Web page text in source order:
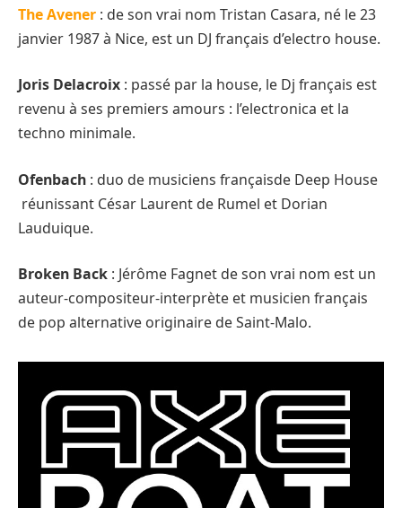
The Avener : de son vrai nom Tristan Casara, né le 23
janvier 1987 à Nice, est un DJ français d’electro house.
Joris Delacroix : passé par la house, le Dj français est
revenu à ses premiers amours : l’electronica et la
techno minimale.
Ofenbach : duo de musiciens françaisde Deep House
réunissant César Laurent de Rumel et Dorian
Lauduique.
Broken Back : Jérôme Fagnet de son vrai nom est un
auteur-compositeur-interprète et musicien français
de pop alternative originaire de Saint-Malo.